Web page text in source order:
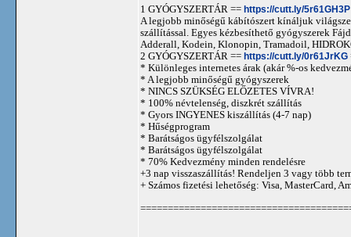
1 GYÓGYSZERTÁR == https://cutt.ly/5r61GH3P
A legjobb minőségű kábítószert kínáljuk
szállítással. Egyes kézbesíthető gyógyszerek
Adderall, Kodein, Klonopin, Tramadoil,
2 GYÓGYSZERTÁR == https://cutt.ly/0r61JrKG
* Különleges internetes árak (akár %-os
* A legjobb minőségű gyógyszerek
* NINCS SZÜKSÉG ELŐZETES VÍVRA!
* 100% névtelenség, diszkrét szállítás
* Gyors INGYENES kiszállítás (4-7 nap)
* Hűségprogram
* Barátságos ügyfélszolgálat
* Barátságos ügyfélszolgálat
* 70% Kedvezmény minden rendelésre
+3 nap visszaszállítás! Rendeljen 3 vagy több
+ Számos fizetési lehetőség: Visa, MasterCard,